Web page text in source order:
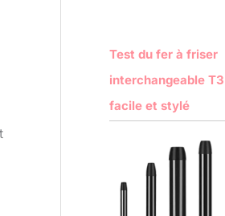
Test du fer à friser
interchangeable
facile et stylé